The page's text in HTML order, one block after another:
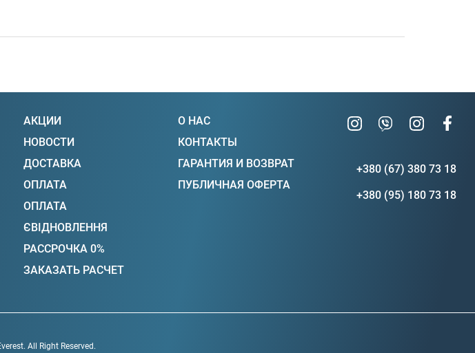
АКЦИИ
НОВОСТИ
ДОСТАВКА
ОПЛАТА
ОПЛАТА
ЄВІДНОВЛЕННЯ
РАССРОЧКА 0%
ЗАКАЗАТЬ РАСЧЕТ
О НАС
КОНТАКТЫ
ГАРАНТИЯ И ВОЗВРАТ
ПУБЛИЧНАЯ ОФЕРТА
+380 (67) 380 73 18
+380 (95) 180 73 18
All Right Reserved.